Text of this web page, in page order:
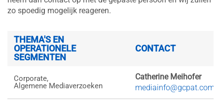
zo spoedig mogelijk reageren.
THEMA'S EN
OPERATIONELE
SEGMENTEN
CONTACT
​Corporate,
Algemene Mediaverzoeken
Catherine Meihofer
mediainfo@gcpat.com